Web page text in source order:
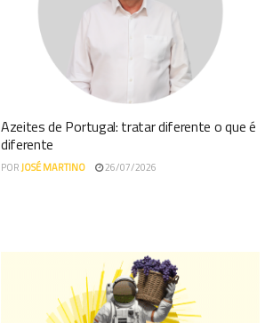
Azeites de Portugal: tratar diferente o que é
diferente
PORJOSÉ MARTINO 26/07/2026